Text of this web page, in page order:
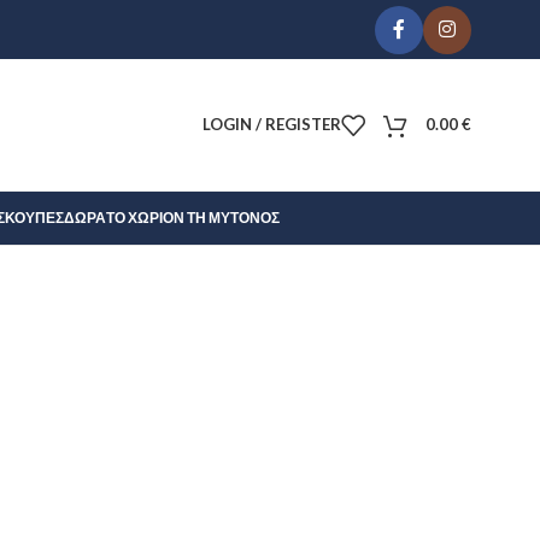
LOGIN / REGISTER 0.00€
ΚΟΎΠΕΣΔΏΡΑΤΟ ΧΩΡΊΟΝ ΤΗ ΜΎΤΟΝΟΣ